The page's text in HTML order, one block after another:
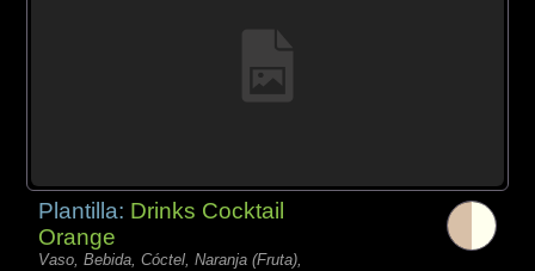
Plantilla: Drinks Cocktail
Orange
Vaso, Bebida, Cóctel, Naranja (Fruta),